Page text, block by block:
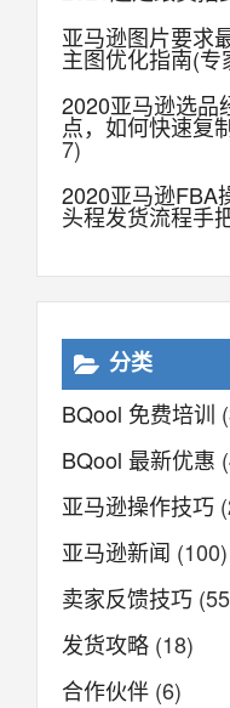
亚马逊图片要求
主图优化指南(专
2020亚马逊选品
点，如何快速复
7)
2020亚马逊FBA
头程发货流程手
分类
BQool 免费培训
BQool 最新优惠
亚马逊操作技巧
亚马逊新闻 (100)
卖家反馈技巧
发货攻略 (18)
合作伙伴 (6)